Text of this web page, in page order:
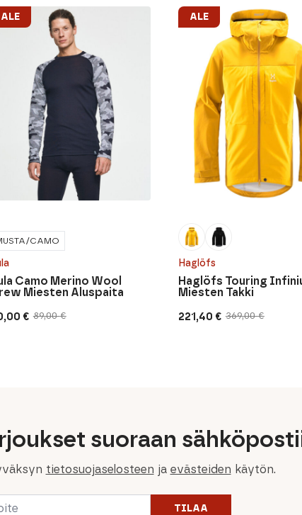
ALE
89,00€
€
Camo Merino Wool
Miesten Aluspaita
CAMO
Haglöfs
ALE
369,00€
Alkuperäinen
221,40 €
Nykyinen
Haglöfs Touring
Miesten Takki
suoraan
tietosuojaselosteen ja evästeiden käytön.
TILAA